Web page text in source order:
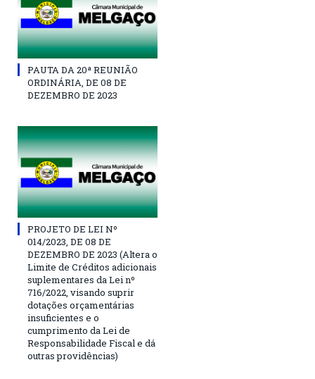
PAUTA DA 20ª REUNIÃO
ORDINÁRIA, DE 08 DE
DEZEMBRO DE 2023
PROJETO DE LEI Nº
014/2023, DE 08 DE
DEZEMBRO DE 2023 (Altera o
Limite de Créditos adicionais
suplementares da Lei nº
716/2022, visando suprir
dotações orçamentárias
insuficientes e o
cumprimento da Lei de
Responsabilidade Fiscal e dá
outras providências)